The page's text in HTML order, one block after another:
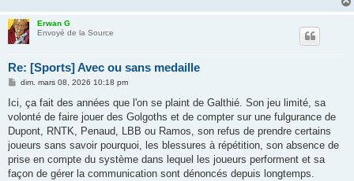
Erwan G
Envoyé de la Source
Re: [Sports] Avec ou sans medaille
M
s
s
a
g
e
dim. mars 08, 2026 10:18 pm
Ici, ça fait des années que l'on se plaint de Galthié. Son jeu limité, sa
volonté de faire jouer des Golgoths et de compter sur une fulgurance de
Dupont, RNTK, Penaud, LBB ou Ramos, son refus de prendre certains
joueurs sans savoir pourquoi, les blessures à répétition, son absence de
prise en compte du système dans lequel les joueurs performent et sa
façon de gérer la communication sont dénoncés depuis longtemps.